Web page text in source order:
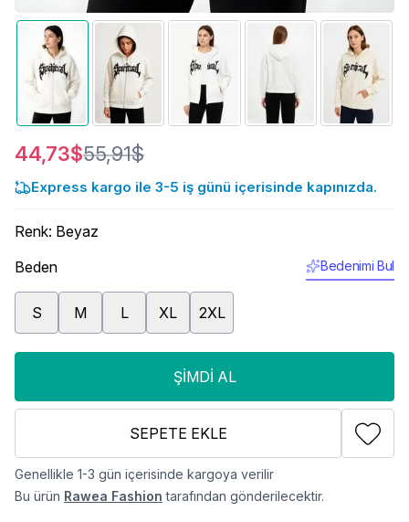
44,73$55,91$
Express kargo ile 3-5 iş günü içerisinde kapınızda.
Renk: Beyaz
Beden
Bedenimi Bul
S M L XL 2XL
ŞIMDI AL
SEPETE EKLE
Genellikle 1-3 gün içerisinde kargoya verilir
Bu ürün Rawea Fashion tarafından gönderilecektir.